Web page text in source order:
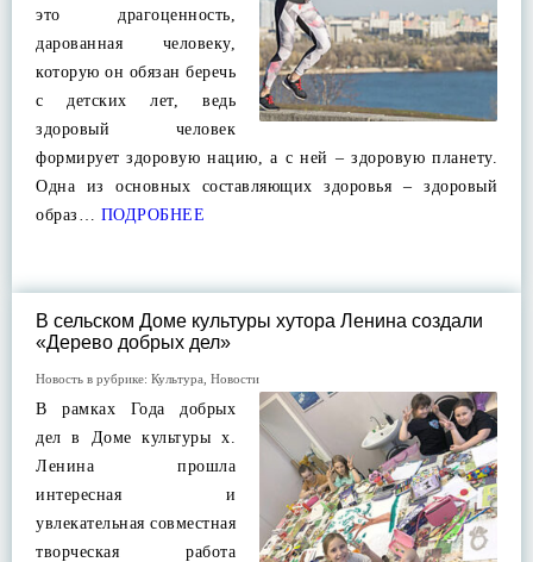
это драгоценность,
дарованная человеку,
которую он обязан беречь
с детских лет, ведь
здоровый человек
формирует здоровую нацию, а с ней – здоровую планету.
Одна из основных составляющих здоровья – здоровый
образ… ПОДРОБНЕЕ
В сельском Доме культуры хутора Ленина создали
«Дерево добрых дел»
Новость в рубрике: Культура Новости
В рамках Года добрых
дел в Доме культуры х.
Ленина прошла
интересная и
увлекательная совместная
творческая работа